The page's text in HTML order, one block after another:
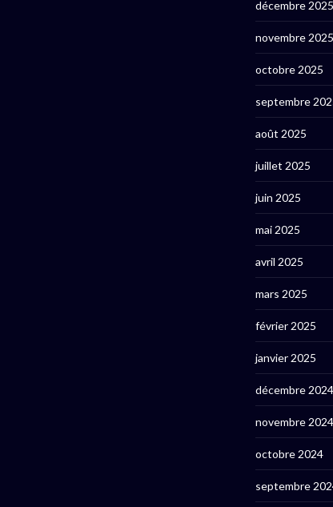
décembre 2025
novembre 2025
octobre 2025
septembre
août 2025
juillet 2025
juin 2025
mai 2025
avril 2025
mars 2025
février 2025
janvier 2025
décembre 2024
novembre 2024
octobre 2024
septembre